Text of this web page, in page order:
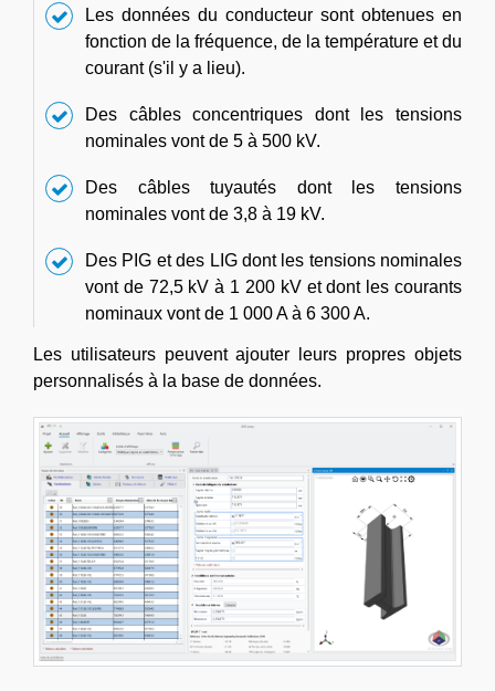
Les données du conducteur sont obtenues en
fonction de la fréquence, de la température et du
courant (s'il y a lieu).
Des câbles concentriques dont les tensions
nominales vont de 5 à 500 kV.
Des câbles tuyautés dont les tensions
nominales vont de 3,8 à 19 kV.
Des PIG et des LIG dont les tensions nominales
vont de 72,5 kV à 1 200 kV et dont les courants
nominaux vont de 1 000 A à 6 300 A.
Les utilisateurs peuvent ajouter leurs propres objets
personnalisés à la base de données.